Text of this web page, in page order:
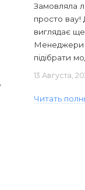
Замовляла
просто вау!
виглядає
Менеджери
підібрати
13 Августа,
Читать